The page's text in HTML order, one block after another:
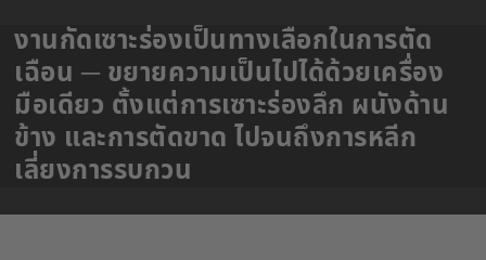
งานกัดเซาะร่องเป็นทางเลือกในการตัด
เฉือน ─ ขยายความเป็นไปได้ด้วยเครื่อง
มือเดียว ตั้งแต่การเซาะร่องลึก ผนังด้าน
ข้าง และการตัดขาด ไปจนถึงการหลีก
เลี่ยงการรบกวน